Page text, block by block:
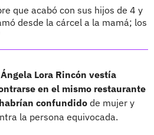
que acabó con sus hijos de 4 y
desde la cárcel a la mamá; los
Ángela Lora Rincón vestía
en el mismo restaurante
confundido de mujer y
la persona equivocada.